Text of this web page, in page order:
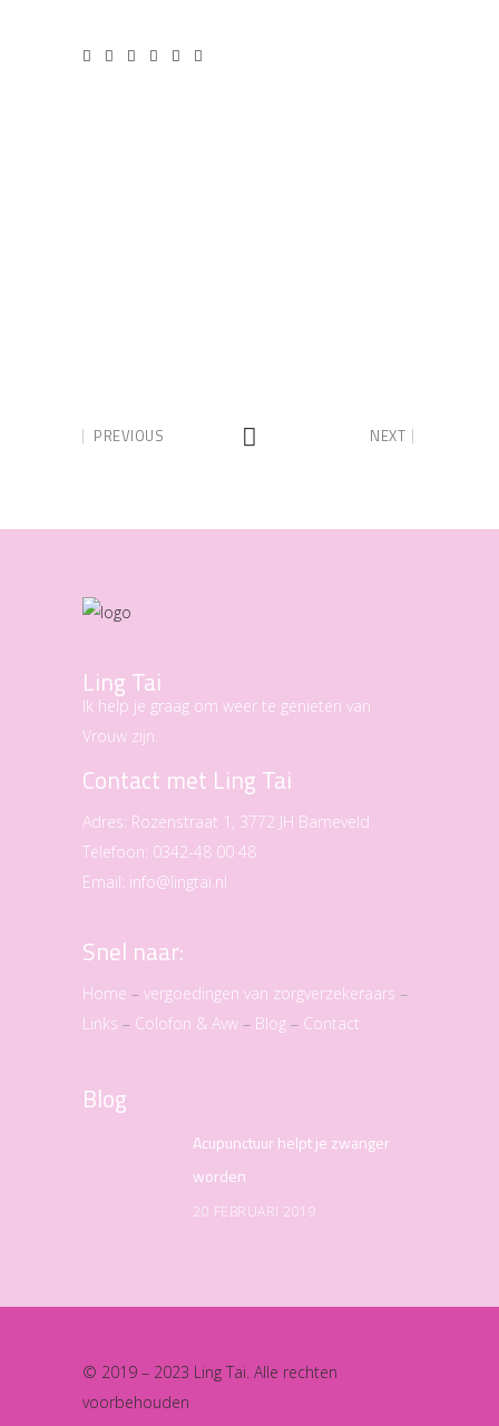
PREVIOUS NEXT
Ling Tai
Ik help je graag om weer te genieten van
Vrouw zijn.
Contact met Ling Tai
Adres: Rozenstraat 1, 3772 JH Barneveld
Telefoon: 0342-48 00 48
Email: info@lingtai.nl
Snel naar:
Home – vergoedingen van zorgverzekeraars –
Links – Colofon & Avw – Blog – Contact
Blog
Acupunctuur helpt je zwanger
worden
20 FEBRUARI 2019
© 2019 – 2023 Ling Tai. Alle rechten
voorbehouden